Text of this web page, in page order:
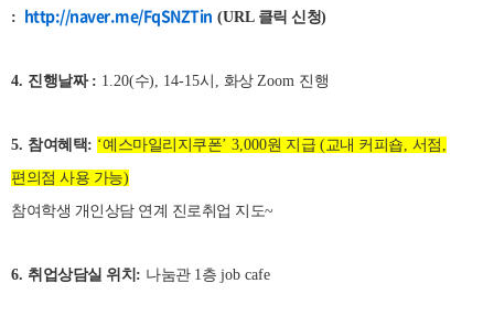
: http://naver.me/FqSNZTin (URL 클릭 신청)
4. 진행날짜 : 1.20(수), 14-15시 , 화상 Zoom 진행
5. 참여혜택: ‘예스마일리지쿠폰’ 3,000원 지급 (교내 커피숍, 서점 ,
편의점 사용 가능)
참여학생 개인상담 연계 진로취업 지도~
6. 취업상담실 위치 : 나눔관 1층 job cafe